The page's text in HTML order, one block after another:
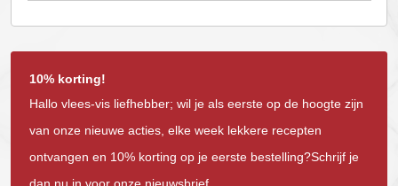
10% korting!
Hallo vlees-vis liefhebber; wil je als eerste op de hoogte zijn
van onze nieuwe acties, elke week lekkere recepten
ontvangen en 10% korting op je eerste bestelling?Schrijf je